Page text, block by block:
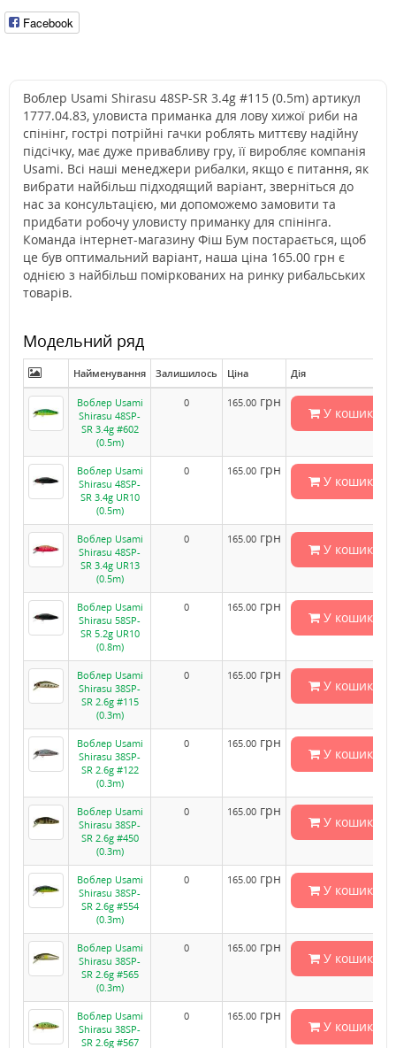
Facebook
Воблер Usami Shirasu 48SP-SR 3.4g #115 (0.5m) артикул
1777.04.83, уловиста приманка для лову хижої риби на
спінінг, гострі потрійні гачки роблять миттєву надійну
підсічку, має дуже привабливу гру, її виробляє компанія
Usami. Всі наші менеджери рибалки, якщо є питання, як
вибрати найбільш підходящий варіант, зверніться до
нас за консультацією, ми допоможемо замовити та
придбати робочу уловисту приманку для спінінга.
Команда інтернет-магазину Фіш Бум постарається, щоб
це був оптимальний варіант, наша ціна 165.00 грн є
однією з найбільш поміркованих на ринку рибальських
товарів.
Модельний ряд
Найменування Залишилось Ціна Дія
Воблер Usami
Shirasu 48SP-
SR 3.4g #602
(0.5m)
0 165.00 грн
У кошик
Воблер Usami
Shirasu 48SP-
SR 3.4g UR10
(0.5m)
0 165.00 грн
У кошик
Воблер Usami
Shirasu 48SP-
SR 3.4g UR13
(0.5m)
0 165.00 грн
У кошик
Воблер Usami
Shirasu 58SP-
SR 5.2g UR10
(0.8m)
0 165.00 грн
У кошик
Воблер Usami
Shirasu 38SP-
SR 2.6g #115
(0.3m)
0 165.00 грн
У кошик
Воблер Usami
Shirasu 38SP-
SR 2.6g #122
(0.3m)
0 165.00 грн
У кошик
Воблер Usami
Shirasu 38SP-
SR 2.6g #450
(0.3m)
0 165.00 грн
У кошик
Воблер Usami
Shirasu 38SP-
SR 2.6g #554
(0.3m)
0 165.00 грн
У кошик
Воблер Usami
Shirasu 38SP-
SR 2.6g #565
(0.3m)
0 165.00 грн
У кошик
Воблер Usami
Shirasu 38SP-
SR 2.6g #567
0 165.00 грн
У кошик